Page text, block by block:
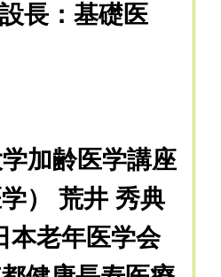
長：基礎医
加齢医学講座
） 荒井 秀典
本老年医学会